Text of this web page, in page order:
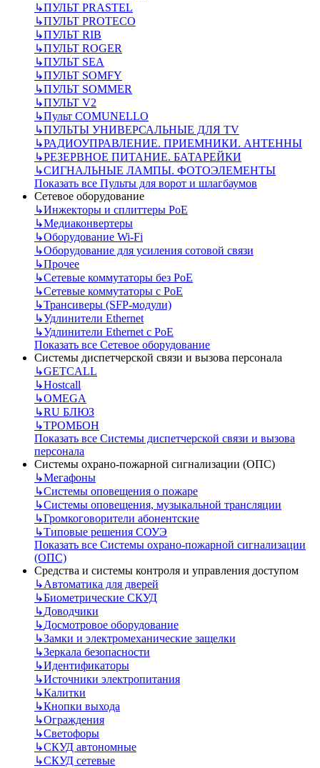
↳ПУЛЬТ PRASTEL
↳ПУЛЬТ PROTECO
↳ПУЛЬТ RIB
↳ПУЛЬТ ROGER
↳ПУЛЬТ SEA
↳ПУЛЬТ SOMFY
↳ПУЛЬТ SOMMER
↳ПУЛЬТ V2
↳Пульт СOMUNELLO
↳ПУЛЬТЫ УНИВЕРСАЛЬНЫЕ ДЛЯ TV
↳РАДИОУПРАВЛЕНИЕ. ПРИЕМНИКИ. АНТЕННЫ
↳РЕЗЕРВНОЕ ПИТАНИЕ. БАТАРЕЙКИ
↳СИГНАЛЬНЫЕ ЛАМПЫ. ФОТОЭЛЕМЕНТЫ
Показать все Пульты для ворот и шлагбаумов
Сетевое оборудование
↳Инжекторы и сплиттеры РоЕ
↳Медиаконвертеры
↳Оборудование Wi-Fi
↳Оборудование для усиления сотовой связи
↳Прочее
↳Сетевые коммутаторы без РоЕ
↳Сетевые коммутаторы с РоЕ
↳Трансиверы (SFP-модули)
↳Удлинители Ethernet
↳Удлинители Ethernet с PoE
Показать все Сетевое оборудование
Системы диспетчерской связи и вызова персонала
↳GETCALL
↳Hostcall
↳OMEGA
↳RU БЛЮЗ
↳ТРОМБОН
Показать все Системы диспетчерской связи и вызова
персонала
Системы охрано-пожарной сигнализации (ОПС)
↳Мегафоны
↳Системы оповещения о пожаре
↳Системы оповещения, музыкальной трансляции
↳Громкоговорители абонентские
↳Типовые решения СОУЭ
Показать все Системы охрано-пожарной сигнализации
(ОПС)
Средства и системы контроля и управления доступом
↳Автоматика для дверей
↳Биометрические СКУД
↳Доводчики
↳Досмотровое оборудование
↳Замки и электромеханические защелки
↳Зеркала безопасности
↳Идентификаторы
↳Источники электропитания
↳Калитки
↳Кнопки выхода
↳Ограждения
↳Светофоры
↳СКУД автономные
↳СКУД сетевые